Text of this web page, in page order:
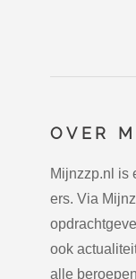
OVER
Mijnzzp.nl is
ers. Via
ook
alle